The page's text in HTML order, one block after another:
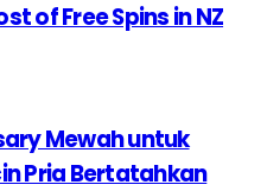
of Free Spins in NZ
Mewah untuk
Pria Bertatahkan